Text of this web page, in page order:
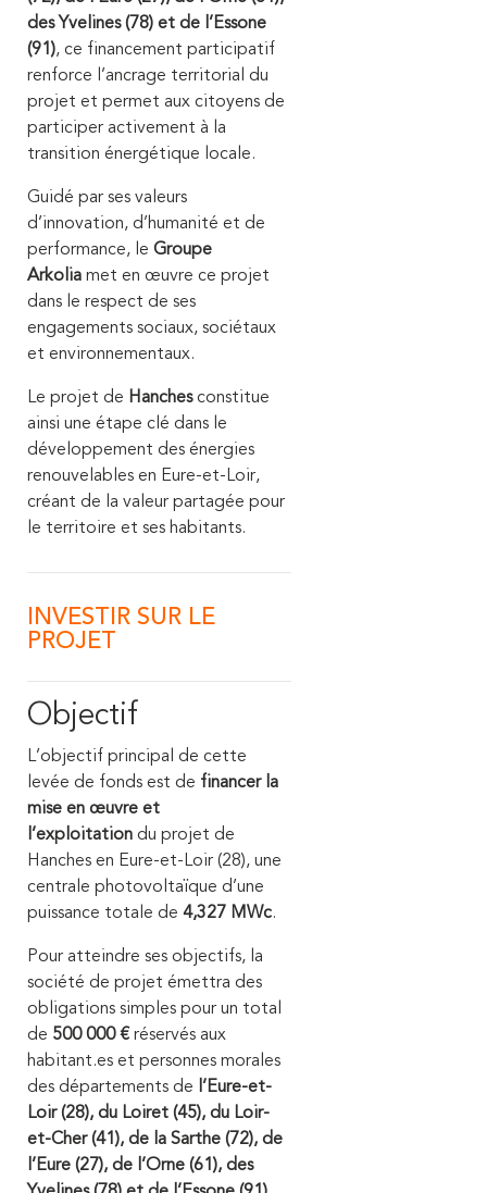
des Yvelines (78) et de l’Essone
(91), ce financement participatif
renforce l’ancrage territorial du
projet et permet aux citoyens de
participer activement à la
transition énergétique locale.
Guidé par ses valeurs
d’innovation, d’humanité et de
performance, le Groupe
Arkolia met en œuvre ce projet
dans le respect de ses
engagements sociaux, sociétaux
et environnementaux.
Le projet de Hanchesconstitue
ainsi une étape clé dans le
développement des énergies
renouvelables en Eure-et-Loir,
créant de la valeur partagée pour
le territoire et ses habitants.
INVESTIR SUR LE
PROJET
Objectif
L’objectif principal de cette
levée de fonds est de financer la
mise en œuvre et
l’exploitation du projet de
Hanches en Eure-et-Loir (28), une
centrale photovoltaïque d’une
puissance totale de 4,327 MWc.
Pour atteindre ses objectifs, la
société de projet émettra des
obligations simples pour un total
de 500 000 € réservés aux
habitant.es et personnes morales
des départements de
l’Eure-et-
Loir (28), du Loiret (45), du Loir-
et-Cher (41), de la Sarthe (72), de
l’Eure (27), de l’Orne (61), des